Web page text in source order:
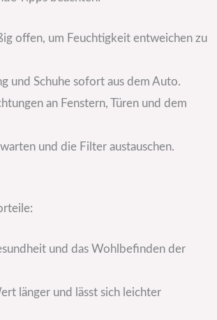
offen, um Feuchtigkeit entweichen zu
und Schuhe sofort aus dem Auto.
an Fenstern, Türen und dem
und die Filter austauschen.
und das Wohlbefinden der
länger und lässt sich leichter